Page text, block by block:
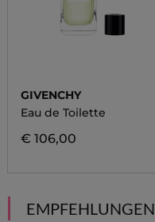
GIVENCHY
Eau de Toilette
€ 106,00
EMPFEHLUNGEN